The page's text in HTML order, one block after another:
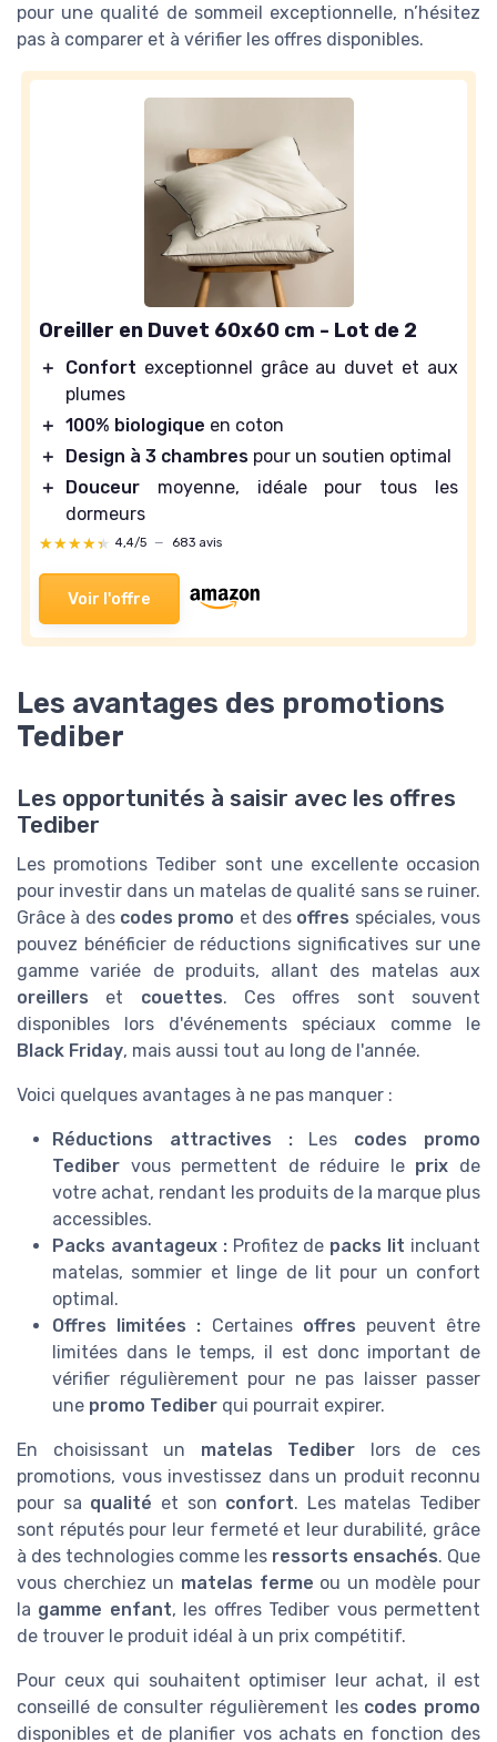
pour une qualité de sommeil exceptionnelle, n’hésitez
pas à comparer et à vérifier les offres disponibles.
Oreiller en Duvet 60x60 cm - Lot de 2
＋ Confort exceptionnel grâce au duvet et aux
plumes
＋ 100% biologique en coton
＋
Design à 3 chambres pour un soutien optimal
＋
Douceur moyenne, idéale pour tous les
dormeurs
★★★★★
★★★★★ 4,4/5 — 683 avis
Voir l'offre
Les avantages des promotions
Tediber
Les opportunités à saisir avec les offres
Tediber
Les promotions Tediber sont une excellente occasion
pour investir dans un matelas de qualité sans se ruiner.
Grâce à des codes promo et des offres spéciales, vous
pouvez bénéficier de réductions significatives sur une
gamme variée de produits, allant des matelas aux
oreillers et couettes. Ces offres sont souvent
disponibles lors d'événements spéciaux comme le
Black Friday, mais aussi tout au long de l'année.
Voici quelques avantages à ne pas manquer :
Réductions attractives :Les codes promo
Tediber vous permettent de réduire le prix de
votre achat, rendant les produits de la marque plus
accessibles.
Packs avantageux :Profitez de packs lit incluant
matelas, sommier et linge de lit pour un confort
optimal.
Offres limitées : Certaines offres peuvent être
limitées dans le temps, il est donc important de
vérifier régulièrement pour ne pas laisser passer
une promo Tediber qui pourrait expirer.
En choisissant un matelas Tediber lors de ces
promotions, vous investissez dans un produit reconnu
pour sa qualité et son confort. Les matelas Tediber
sont réputés pour leur fermeté et leur durabilité, grâce
à des technologies comme les ressorts ensachés. Que
vous cherchiez un matelas ferme ou un modèle pour
la gamme enfant, les offres Tediber vous permettent
de trouver le produit idéal à un prix compétitif.
Pour ceux qui souhaitent optimiser leur achat, il est
conseillé de consulter régulièrement les codes promo
disponibles et de planifier vos achats en fonction des